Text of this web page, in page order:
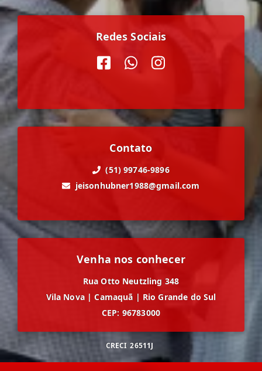
Redes Sociais
Contato
(51) 99746-9896
jeisonhubner1988@gmail.com
Venha nos conhecer
Rua Otto Neutzling 348
Vila Nova | Camaquã | Rio Grande do Sul
CEP: 96783000
CRECI 26511J